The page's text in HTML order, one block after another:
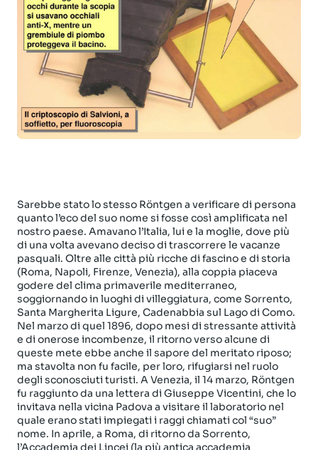
Sarebbe stato lo stesso Röntgen a verificare di persona
quanto l’eco del suo nome si fosse così amplificata nel
nostro paese. Amavano l’Italia, lui e la moglie, dove più
di una volta avevano deciso di trascorrere le vacanze
pasquali. Oltre alle città più ricche di fascino e di storia
(Roma, Napoli, Firenze, Venezia), alla coppia piaceva
godere del clima primaverile mediterraneo,
soggiornando in luoghi di villeggiatura, come Sorrento,
Santa Margherita Ligure, Cadenabbia sul Lago di Como.
Nel marzo di quel 1896, dopo mesi di stressante attività
e di onerose incombenze, il ritorno verso alcune di
queste mete ebbe anche il sapore del meritato riposo;
ma stavolta non fu facile, per loro, rifugiarsi nel ruolo
degli sconosciuti turisti. A Venezia, il 14 marzo, Röntgen
fu raggiunto da una lettera di Giuseppe Vicentini, che lo
invitava nella vicina Padova a visitare il laboratorio nel
quale erano stati impiegati i raggi chiamati col “suo”
nome. In aprile, a Roma, di ritorno da Sorrento,
l’Accademia dei Lincei (la più antica accademia